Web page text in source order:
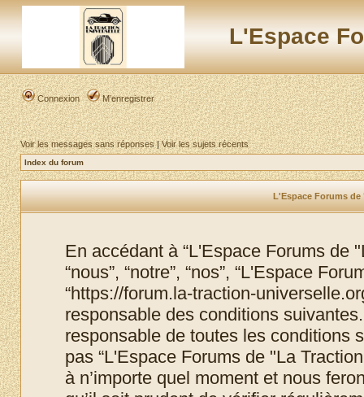
L'Espace
Connexion M’enregistrer
Voir les messages sans réponses|Voir les sujets récents
Index du forum
L'Espace Forums
En accédant à “L'Espace Forums de
“nous”, “notre”, “nos”, “L'Espace
“https://forum.la-traction-
responsable des conditions
responsable de toutes les conditions
pas “L'Espace Forums de "La
à n’importe quel moment et nous